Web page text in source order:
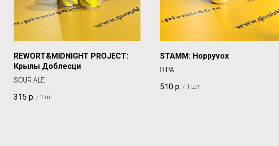
REWORT&MIDNIGHT PROJECT:
Крылы Доблесци
SOUR ALE
315 р. / 1 шт
STAMM: Hoppyvox
DIPA
510 р. / 1 шт